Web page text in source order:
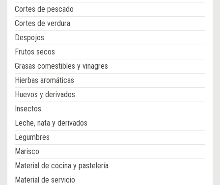
Cortes de pescado
Cortes de verdura
Despojos
Frutos secos
Grasas comestibles y vinagres
Hierbas aromáticas
Huevos y derivados
Insectos
Leche, nata y derivados
Legumbres
Marisco
Material de cocina y pastelería
Material de servicio